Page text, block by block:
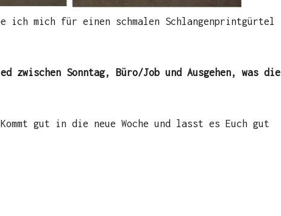
ich mich für einen schmalen Schlangenprintgürtel
Sonntag, Büro/Job und Ausgehen, was die
gut in die neue Woche und lasst es Euch gut